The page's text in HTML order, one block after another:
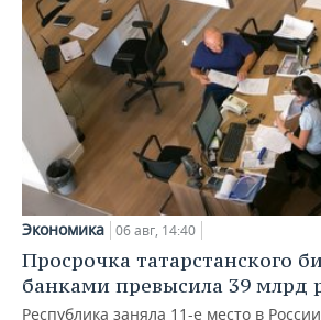
Экономика 06 авг, 14:40
Просрочка татарстанского
банками превысила 39 млрд
Республика заняла 11-е место в